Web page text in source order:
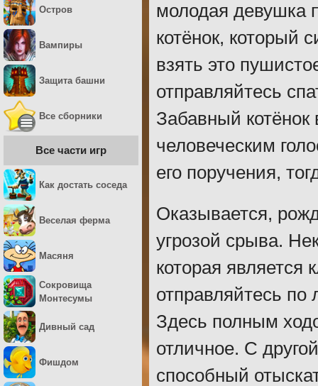
молодая девушка
котёнок, который
взять это
отправляйтесь
Забавный
человеческим
его поручения,
Оказывается,
угрозой срыва.
которая
отправляйтесь по
Здесь полным
отличное. С
способный
Остров
Вампиры
Защита башни
Все сборники
Все части игр
Как достать соседа
Веселая ферма
Масяня
Сокровища
Монтесумы
Дивный сад
Фишдом